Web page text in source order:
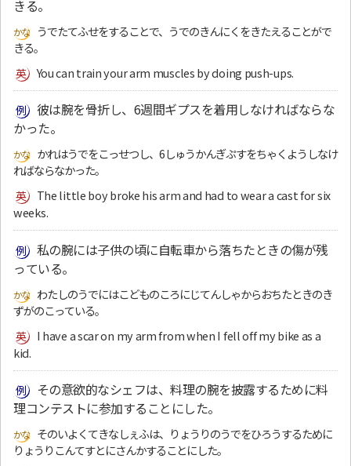
きる。
うでたてふせをすることで、うでのきんにくをきたえることがで
きる。
You can train your arm muscles by doing push-ups.
彼は腕を骨折し、6週間ギプスを着用しなければならな
かった。
かれはうでをこっせつし、6しゅうかんぎぷすをちゃくようしなけ
ればならなかった。
The little boy broke his arm and had to wear a cast for six
weeks.
私の腕には子供の頃に自転車から落ちたときの傷が残
っている。
わたしのうでにはこどものころにじてんしゃからおちたときのき
ずがのこっている。
I have a scar on my arm from when I fell off my bike as a
kid.
その意欲的なシェフは、料理の腕を披露するために料
理コンテストに参加することにした。
そのいよくてきなしぇふは、りょうりのうでをひろうするために
りょうりこんてすとにさんかすることにした。